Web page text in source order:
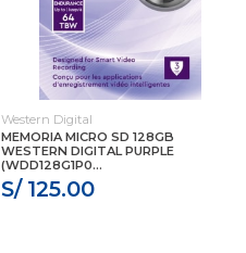
Western Digital
MEMORIA MICRO SD 128GB
WESTERN DIGITAL PURPLE
(WDD128G1P0...
S/ 125.00